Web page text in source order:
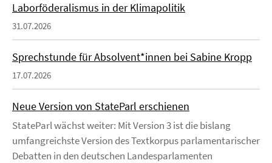
Laborföderalismus in der Klimapolitik
31.07.2026
Sprechstunde für Absolvent*innen bei Sabine Kropp
17.07.2026
Neue Version von StateParl erschienen
StateParl wächst weiter: Mit Version 3 ist die bislang
umfangreichste Version des Textkorpus parlamentarischer
Debatten in den deutschen Landesparlamenten